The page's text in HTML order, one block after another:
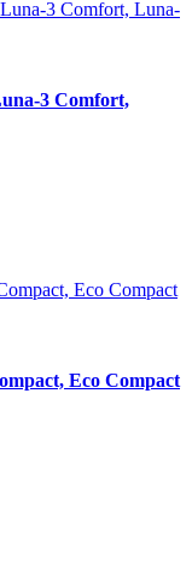
3 Comfort,
Eco Compact